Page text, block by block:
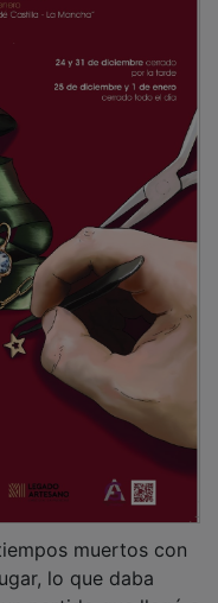
lo que daba
partido que llegó a